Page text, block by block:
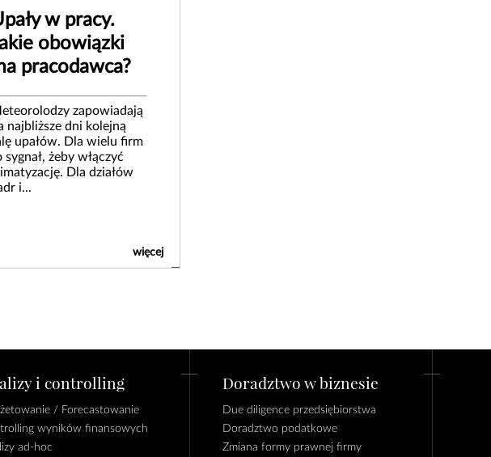
w pracy.
obowiązki
pracodawca?
zapowiadają
najbliższe dni kolejną
upałów. Dla wielu firm
sygnał, żeby włączyć
Dla działów
i...
więcej
i controlling
/ Forecastowanie
wyników finansowych
ad-hoc
Doradztwo w biznesie
Due diligence przedsiębiorstwa
Doradztwo podatkowe
Zmiana formy prawnej firmy